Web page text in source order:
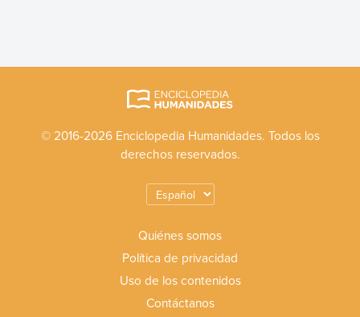
© 2016-2026 Enciclopedia Humanidades. Todos los
derechos reservados.
Quiénes somos
Política de privacidad
Uso de los contenidos
Contáctanos